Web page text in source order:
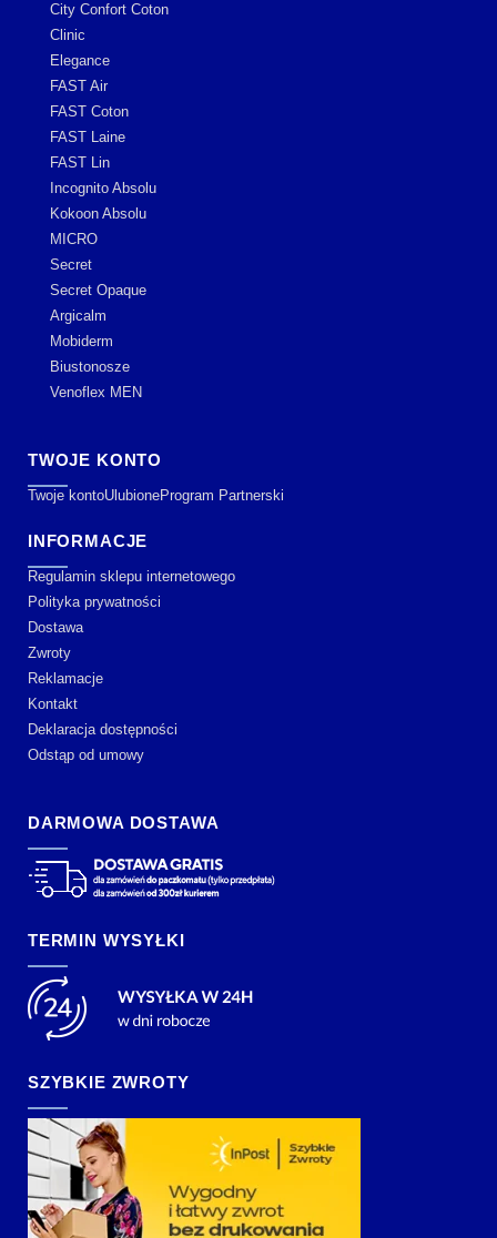
City Confort Coton
Clinic
Elegance
FAST Air
FAST Coton
FAST Laine
FAST Lin
Incognito Absolu
Kokoon Absolu
MICRO
Secret
Secret Opaque
Argicalm
Mobiderm
Biustonosze
Venoflex MEN
TWOJE KONTO
Twoje kontoUlubioneProgram Partnerski
INFORMACJE
Regulamin sklepu internetowego
Polityka prywatności
Dostawa
Zwroty
Reklamacje
Kontakt
Deklaracja dostępności
Odstąp od umowy
DARMOWA DOSTAWA
TERMIN WYSYŁKI
SZYBKIE ZWROTY